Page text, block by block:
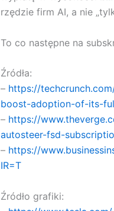
rzędzie firm AI, a nie
To co następne na
Źródła:
– https://
boost-adoption-of-its-
– https://
autosteer-fsd-
– https://
IR=T
Źródło grafiki: